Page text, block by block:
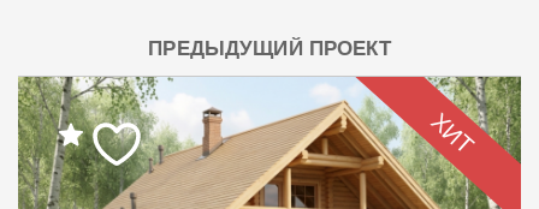
ПРЕДЫДУЩИЙ ПРОЕКТ
ХИТ